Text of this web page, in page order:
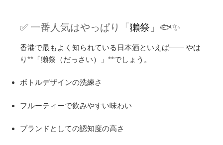
✅ 一番人気はやっぱり「獺祭 」🐟✨
香港で最もよく知られている日本酒といえば―― やは
り**「獺祭（だっさい）」**でしょう。
ボトルデザインの洗練さ
フルーティーで飲みやすい味わい
ブランドとしての認知度の高さ